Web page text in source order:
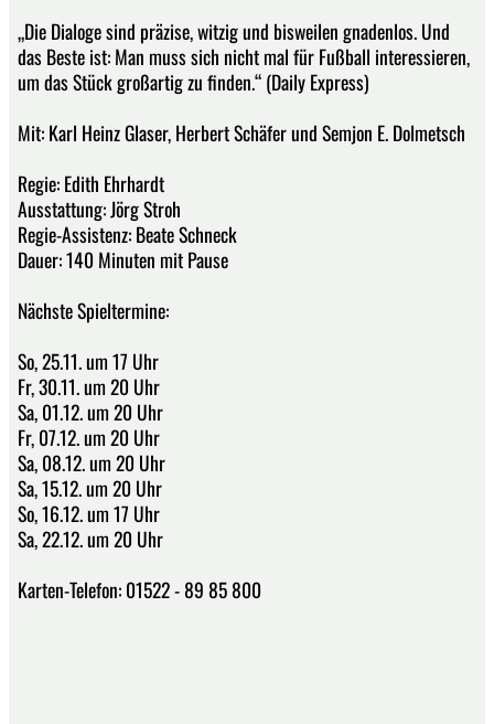
„Die Dialoge sind präzise, witzig und bisweilen gnadenlos. Und
das Beste ist: Man muss sich nicht mal für Fußball interessieren,
um das Stück großartig zu finden.“ (Daily Express)
Mit: Karl Heinz Glaser, Herbert Schäfer und Semjon E. Dolmetsch
Regie: Edith Ehrhardt
Ausstattung: Jörg Stroh
Regie-Assistenz: Beate Schneck
Dauer: 140 Minuten mit Pause
Nächste Spieltermine:
So, 25.11. um 17 Uhr
Fr, 30.11. um 20 Uhr
Sa, 01.12. um 20 Uhr
Fr, 07.12. um 20 Uhr
Sa, 08.12. um 20 Uhr
Sa, 15.12. um 20 Uhr
So, 16.12. um 17 Uhr
Sa, 22.12. um 20 Uhr
Karten-Telefon: 01522 - 89 85 800